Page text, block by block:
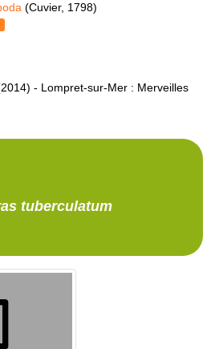
(Cuvier, 1798)
- Lompret-sur-Mer : Merveilles
tuberculatum